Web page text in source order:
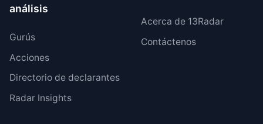
análisis
Gurús
Acciones
Directorio de declarantes
Radar Insights
Acerca de 13Radar
Contáctenos